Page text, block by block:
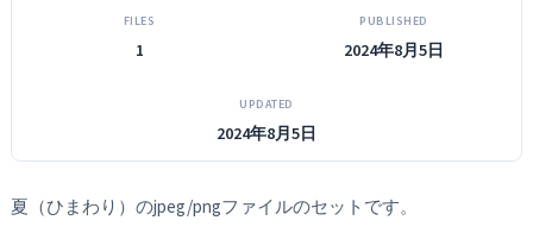
FILES
1
PUBLISHED
2024年8月5日
UPDATED
2024年8月5日
夏（ひまわり）のjpeg/pngファイルのセットです。